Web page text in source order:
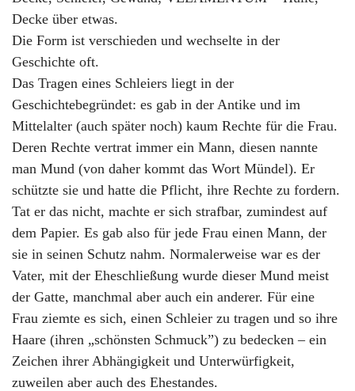
Decke über etwas.
Die Form ist verschieden und wechselte in der
Geschichte oft.
Das Tragen eines Schleiers liegt in der
Geschichtebegründet: es gab in der Antike und im
Mittelalter (auch später noch) kaum Rechte für die Frau.
Deren Rechte vertrat immer ein Mann, diesen nannte
man Mund (von daher kommt das Wort Mündel). Er
schützte sie und hatte die Pflicht, ihre Rechte zu fordern.
Tat er das nicht, machte er sich strafbar, zumindest auf
dem Papier. Es gab also für jede Frau einen Mann, der
sie in seinen Schutz nahm. Normalerweise war es der
Vater, mit der Eheschließung wurde dieser Mund meist
der Gatte, manchmal aber auch ein anderer. Für eine
Frau ziemte es sich, einen Schleier zu tragen und so ihre
Haare (ihren „schönsten Schmuck”) zu bedecken – ein
Zeichen ihrer Abhängigkeit und Unterwürfigkeit,
zuweilen aber auch des Ehestandes.